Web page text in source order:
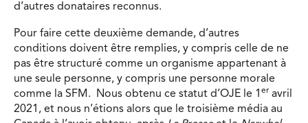
d’autres donataires reconnus.
Pour faire cette deuxième demande, d’autres
conditions doivent être remplies, y compris celle de ne
pas être structuré comme un organisme appartenant à
une seule personne, y compris une personne morale
comme la SFM. Nous obtenu ce statut d’OJE le 1 er avril
2021, et nous n’étions alors que le troisième média au